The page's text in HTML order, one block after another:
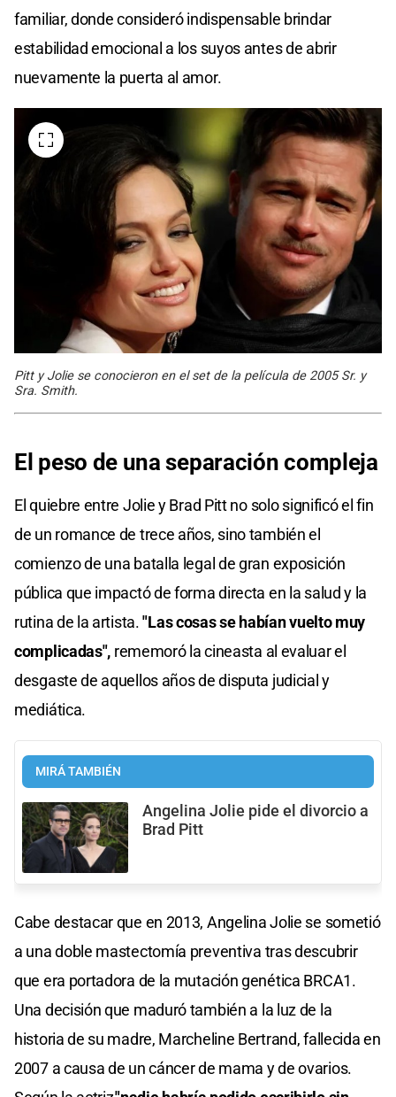
familiar, donde consideró indispensable brindar
estabilidad emocional a los suyos antes de abrir
nuevamente la puerta al amor.
Pitt y Jolie se conocieron en el set de la película de 2005 Sr. y
Sra. Smith.
El peso de una separación compleja
El quiebre entre Jolie y Brad Pitt no solo significó el fin
de un romance de trece años, sino también el
comienzo de una batalla legal de gran exposición
pública que impactó de forma directa en la salud y la
rutina de la artista."Las cosas se habían vuelto muy
complicadas", rememoró la cineasta al evaluar el
desgaste de aquellos años de disputa judicial y
mediática.
MIRÁ TAMBIÉN
Angelina Jolie pide el divorcio a
Brad Pitt
Cabe destacar que en 2013, Angelina Jolie se sometió
a una doble mastectomía preventiva tras descubrir
que era portadora de la mutación genética BRCA1.
Una decisión que maduró también a la luz de la
historia de su madre, Marcheline Bertrand, fallecida en
2007 a causa de un cáncer de mama y de ovarios.